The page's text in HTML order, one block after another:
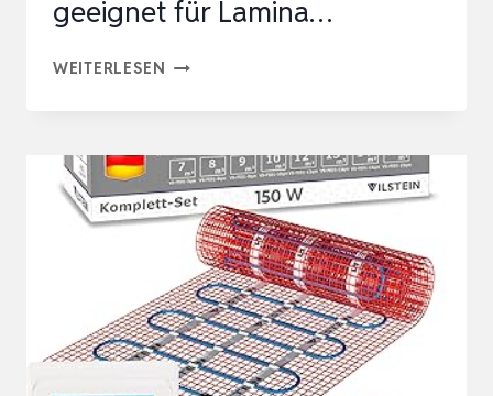
geeignet für Lamina…
WEITERLESEN VILSTEIN®
150W/M²] –
B
ODENHEIZUNG E
LEKTRISCH G
EEIGNET F
ÜR L
AMINA…